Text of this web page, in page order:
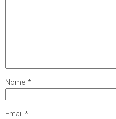
Nome*
Email*